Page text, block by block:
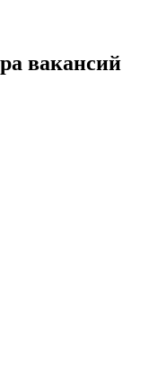
вакансий